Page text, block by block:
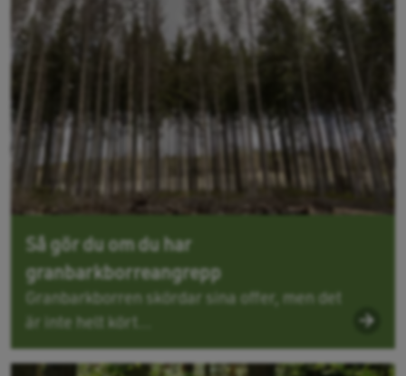
Så gör du om du har
granbarkborreangrepp
Granbarkborren skördar sina offer, men det
är inte helt kört...